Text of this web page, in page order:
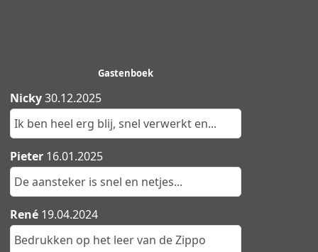
Gastenboek
Nicky30.12.2025
Ik ben heel erg blij, snel verwerkt en...
Pieter 16.01.2025
De aansteker is snel en netjes...
René 19.04.2024
Bedrukken op het leer van de Zippo